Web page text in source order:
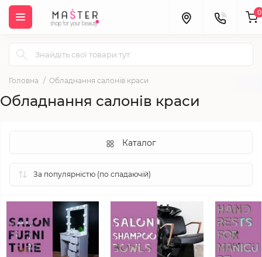
0
Головна Обладнання салонів краси
Обладнання салонів краси
Каталог